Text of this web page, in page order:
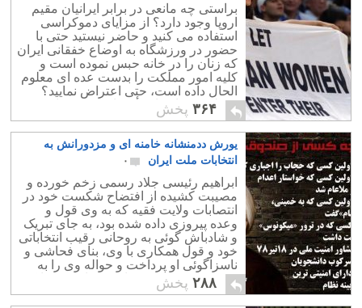
براستی چه مانعی در برابر ایرانیان مقیم
اروپا وجود دارد؟ از مزایای دموکراسی
استفاده می کنید و حاضر نیستید حتی با
حضور در ورزشگاه به اوضاع خفقانی ایران
که زنان را در خانه حبس نموده است و
کلیه امور مملکت را بدست عده ای معلوم
الحال داده است، حتی اعتراض نمایید؟
فقط می توانید از رأی دادن به روحانی
سلفی بگیرید؟! باور کنید در اروپا اعتراض
رایگان است! در اروپا می توان براحتی
انتقاد نمود ، اما با این وجود بسیار در آور و
مایه شرم ماست که بانو صفایی تنهاست.
خودش نیست ، برای آینده وطنش است و
ما باید شرمسار باشیم اگر می توانیم در
کنار دریا باشیم ولی اینکار ساده را نیز
انجام ندهیم. وای بر ما!
۳۶۴ پخش
یورش ددمنشانه خامنه ای و مزدورانش به
انتخابات ملت ایران
۰
ابراهیم رئیسی جلاد رسمی زخم خورده و
مصیبت کشیده از افتضاح شکست خود در
انتصابات ولایت فقیه که به وی قول و
وعده پیروزی داده شده بود، به جای تبریک
و شادباش گوئی به روحانی رقیب انتخاباتی
خود و قول همکاری با وی، بنای فحاشی و
ناسزاگوئی او پرداخت و حواله وی را به
جسد خاک شده و به باد رفته امام رضا که
در زنده بودن خود نیز فردی بیکاره و
۲۸۸ پخش